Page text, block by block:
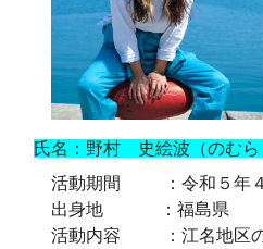
氏名：野村 史絵波（のむ
活動期間 ：令和５年４
出身地 ：福島県
活動内容 ：江名地区の